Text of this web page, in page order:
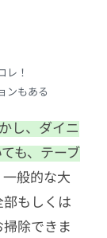
レ！
ンもある
し、ダイニ
も、テーブ
般的な大
もしくは
除できま